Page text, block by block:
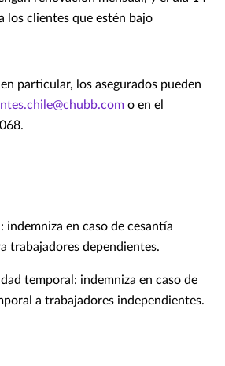
los clientes que estén bajo
particular, los asegurados pueden
o en el
indemniza en caso de cesantía
trabajadores dependientes.
temporal: indemniza en caso de
a trabajadores independientes.